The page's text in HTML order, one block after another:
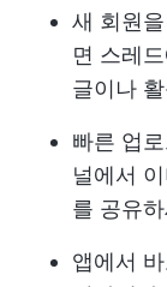
새 회원
면 스레
글이나
빠른 업
널에서
를 공유
앱에서